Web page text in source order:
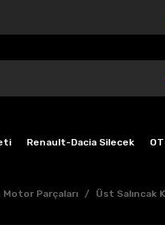
Renault-Dacia Silecek
Motor Parçaları Üst Salıncak